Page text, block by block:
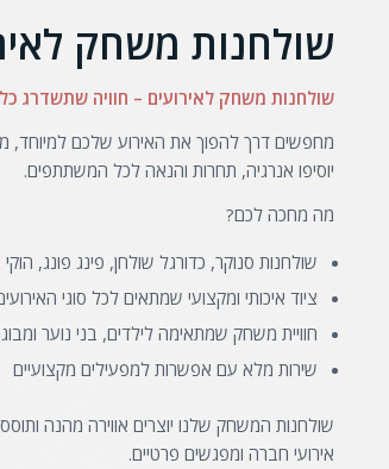
שולחנות משחק
שולחנות משחק לאירועים – חוויה שתשדרג
מחפשים דרך להפוך את האירוע שלכם למיוחד,
יוסיפו אנרגיה, תחרות והנאה לכל המשתתפים.
מה מחכה לכם?
שולחנות סנוקר, כדורגל שולחן, פינג פונג, הוקי
ציוד איכותי ומקצועי שמתאים לכל סוגי
חוויית משחק שמתאימה לילדים, בני נוער
שירות מלא עם אפשרות למפעילים מקצועיים
שולחנות המשחק שלנו יוצרים אווירה מהנה
אירועי חברה ומפגשים פרטיים.